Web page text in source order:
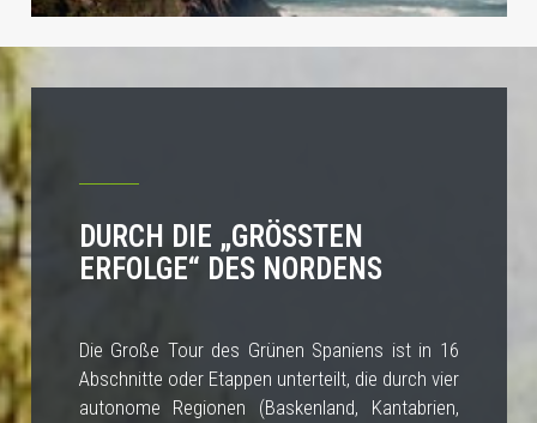
DURCH DIE „GRÖSSTEN
ERFOLGE“ DES NORDENS
Die Große Tour des Grünen Spaniens ist in 16
Abschnitte oder Etappen unterteilt, die durch vier
autonome Regionen (Baskenland, Kantabrien,